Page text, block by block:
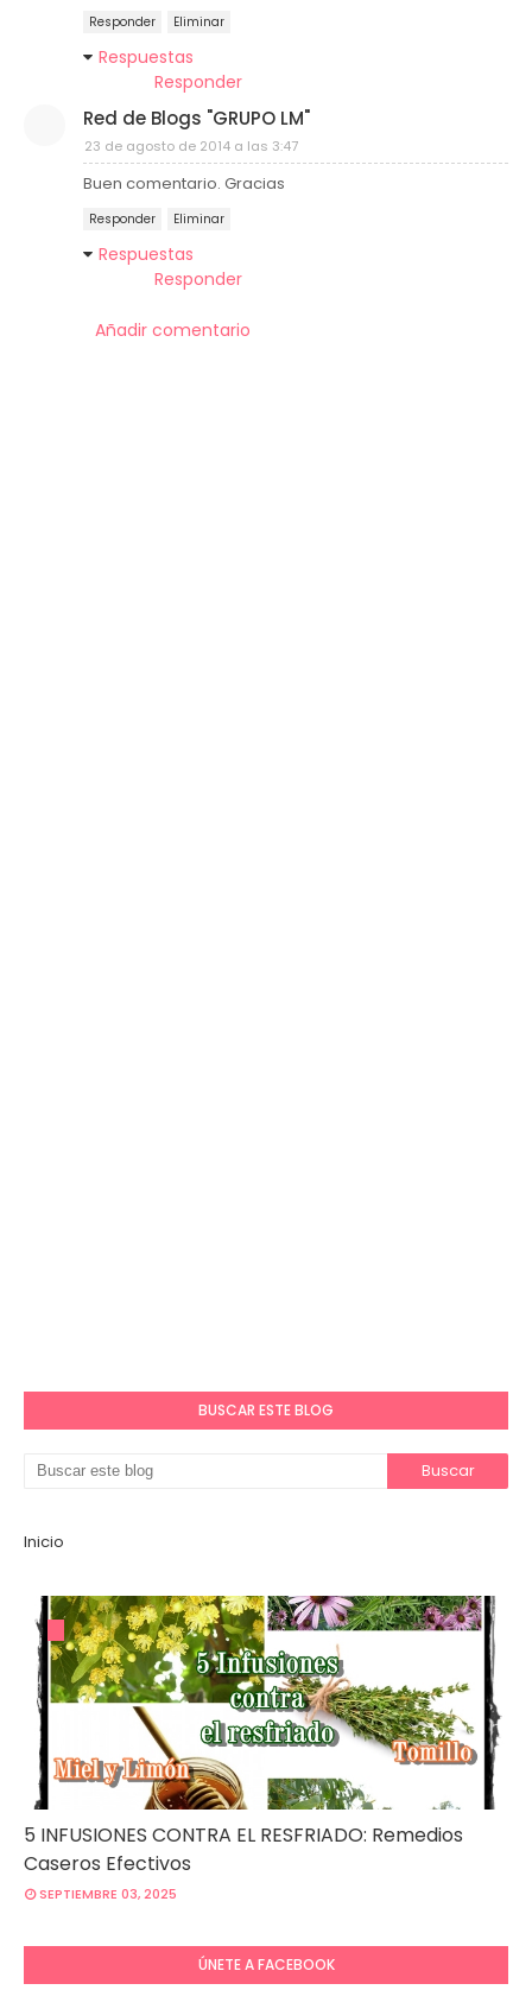
Responder Eliminar
Respuestas
Responder
Red de Blogs "GRUPO LM"
23 de agosto de 2014 a las 3:47
Buen comentario. Gracias
Responder Eliminar
Respuestas
Responder
Añadir comentario
BUSCAR ESTE BLOG
Inicio
5 INFUSIONES CONTRA EL RESFRIADO: Remedios
Caseros Efectivos
SEPTIEMBRE 03, 2025
ÚNETE A FACEBOOK